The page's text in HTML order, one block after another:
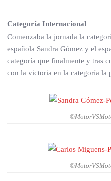
Categoría Internacional
Comenzaba la jornada la
española Sandra Gómez y el
categoría que finalmente y tras
con la victoria en la categoría la